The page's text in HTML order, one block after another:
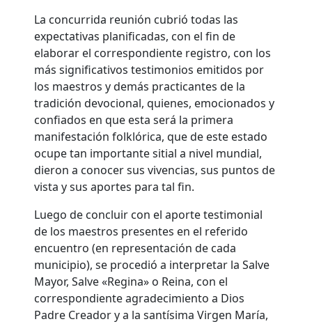
La concurrida reunión cubrió todas las
expectativas planificadas, con el fin de
elaborar el correspondiente registro, con los
más significativos testimonios emitidos por
los maestros y demás practicantes de la
tradición devocional, quienes, emocionados y
confiados en que esta será la primera
manifestación folklórica, que de este estado
ocupe tan importante sitial a nivel mundial,
dieron a conocer sus vivencias, sus puntos de
vista y sus aportes para tal fin.
Luego de concluir con el aporte testimonial
de los maestros presentes en el referido
encuentro (en representación de cada
municipio), se procedió a interpretar la Salve
Mayor, Salve «Regina» o Reina, con el
correspondiente agradecimiento a Dios
Padre Creador y a la santísima Virgen María,